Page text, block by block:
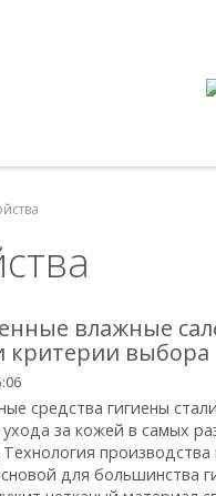
влажные
критерии выбора
средства гигиены
за кожей в самых
производства
для большинства